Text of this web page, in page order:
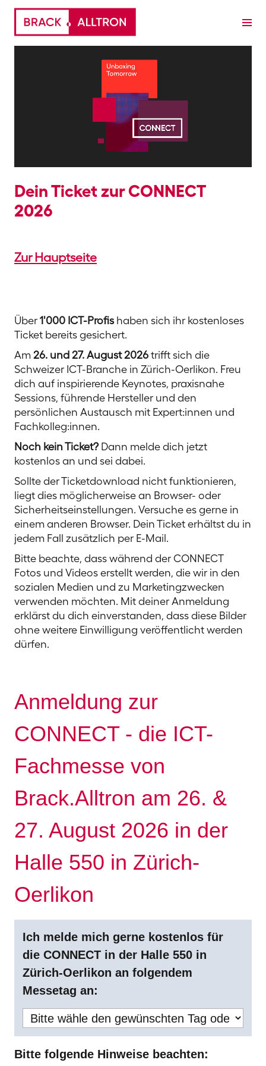
Dein Ticket zur CONNECT
2026
Zur Hauptseite
Über1'000 ICT-Profis haben sich ihr kostenloses
Ticket bereits gesichert.
Am26. und 27. August 2026trifft sich die
Schweizer ICT-Branche in Zürich-Oerlikon. Freu
dich auf inspirierende Keynotes, praxisnahe
Sessions, führende Hersteller und den
persönlichen Austausch mit Expert:innen und
Fachkolleg:innen.
Noch kein Ticket?Dann melde dich jetzt
kostenlos an und sei dabei.
Sollte der Ticketdownload nicht funktionieren,
liegt dies möglicherweise an Browser- oder
Sicherheitseinstellungen. Versuche es gerne in
einem anderen Browser. Dein Ticket erhältst du in
jedem Fall zusätzlich per E-Mail.
Bitte beachte, dass während der CONNECT
Fotos und Videos erstellt werden, die wir in den
sozialen Medien und zu Marketingzwecken
verwenden möchten. Mit deiner Anmeldung
erklärst du dich einverstanden, dass diese Bilder
ohne weitere Einwilligung veröffentlicht werden
dürfen.